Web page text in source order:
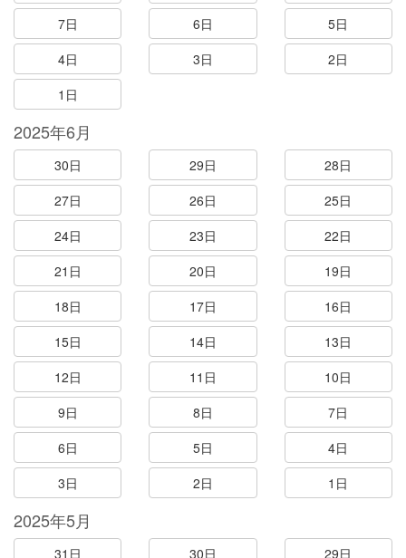
7日
6日
5日
4日
3日
2日
1日
2025年6月
30日 29日
28日
27日
26日
25日
24日
23日
22日
21日
20日
19日
18日
17日
16日
15日
14日
13日
12日
11日
10日
9日
8日
7日
6日
5日
4日
3日
2日 1日
2025年5月
31日 30日 29日